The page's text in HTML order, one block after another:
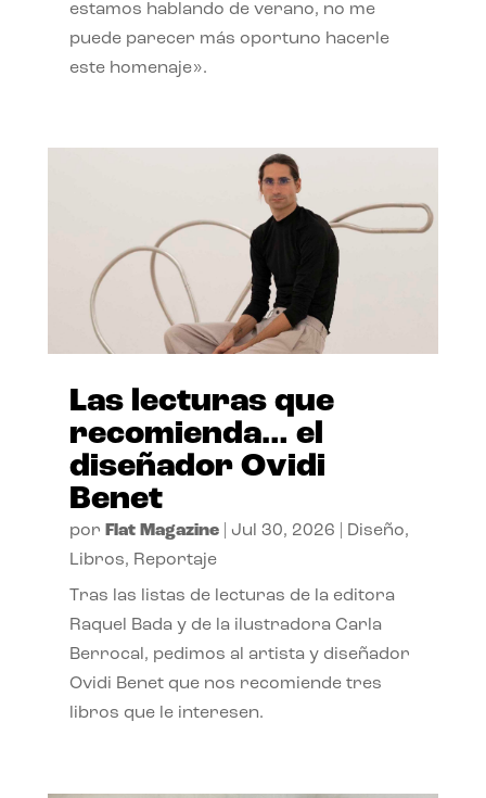
estamos hablando de verano, no me
puede parecer más oportuno hacerle
este homenaje».
Las lecturas que
recomienda… el
diseñador Ovidi
Benet
por Flat Magazine| Jul 30, 2026 Diseño,
Libros, Reportaje
Tras las listas de lecturas de la editora
Raquel Bada y de la ilustradora Carla
Berrocal, pedimos al artista y diseñador
Ovidi Benet que nos recomiende tres
libros que le interesen.